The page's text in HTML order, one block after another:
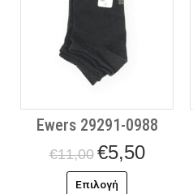
Ewers 29291-0988
€11,00 €5,50
Επιλογή
μπορούν
στη
σελίδα
του